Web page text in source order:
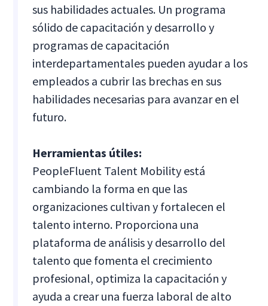
sus habilidades actuales. Un programa
sólido de capacitación y desarrollo y
programas de capacitación
interdepartamentales pueden ayudar a los
empleados a cubrir las brechas en sus
habilidades necesarias para avanzar en el
futuro.
Herramientas útiles:
PeopleFluent Talent Mobility está
cambiando la forma en que las
organizaciones cultivan y fortalecen el
talento interno. Proporciona una
plataforma de análisis y desarrollo del
talento que fomenta el crecimiento
profesional, optimiza la capacitación y
ayuda a crear una fuerza laboral de alto